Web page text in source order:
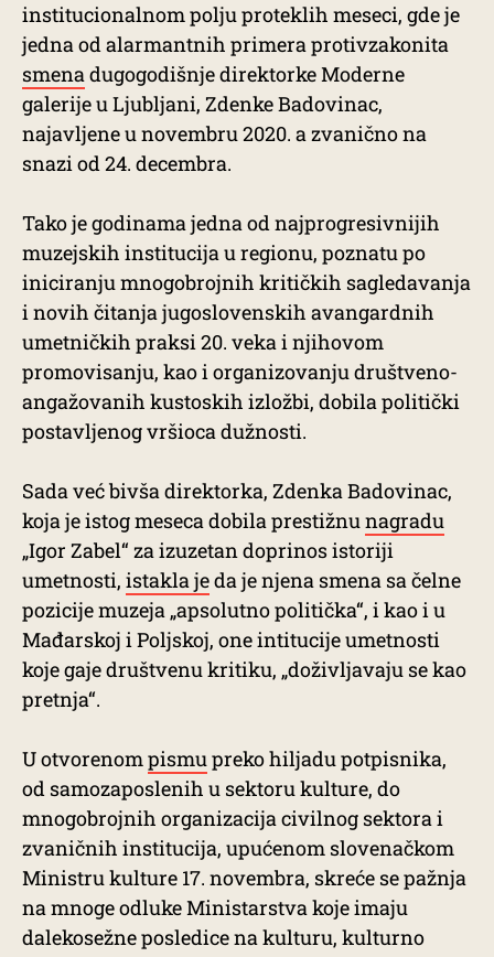
institucionalnom polju proteklih meseci, gde je
jedna od alarmantnih primera protivzakonita
smenadugogodišnje direktorke Moderne
galerije u Ljubljani, Zdenke Badovinac,
najavljene u novembru 2020. a zvanično na
snazi od 24. decembra.
Tako je godinama jedna od najprogresivnijih
muzejskih institucija u regionu, poznatu po
iniciranju mnogobrojnih kritičkih sagledavanja
i novih čitanja jugoslovenskih avangardnih
umetničkih praksi 20. veka i njihovom
promovisanju, kao i organizovanju društveno-
angažovanih kustoskih izložbi, dobila politički
postavljenog vršioca dužnosti.
Sada već bivša direktorka, Zdenka Badovinac,
koja je istog meseca dobila prestižnunagradu
„Igor Zabel“ za izuzetan doprinos istoriji
umetnosti, istakla jeda je njena smena sa čelne
pozicije muzeja „apsolutno politička“, i kao i u
Mađarskoj i Poljskoj, one intitucije umetnosti
koje gaje društvenu kritiku, „doživljavaju se kao
pretnja“.
U otvorenompismupreko hiljadu potpisnika,
od samozaposlenih u sektoru kulture, do
mnogobrojnih organizacija civilnog sektora i
zvaničnih institucija, upućenom slovenačkom
Ministru kulture 17. novembra, skreće se pažnja
na mnoge odluke Ministarstva koje imaju
dalekosežne posledice na kulturu, kulturno